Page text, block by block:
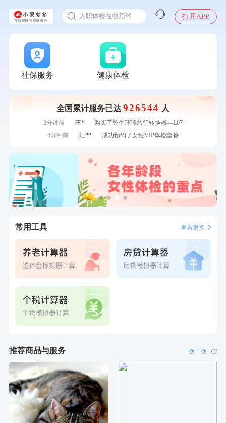
入职体检在线预约
打开APP
社保服务 健康体检
全国累计服务已达 926544 人
7分钟前 林**
成功预约了女性健康套餐二档
7分钟前
林**
成功预约糖尿病强化体检套餐
刚刚
周**
购买了BP3颈椎热敷枕
购买了BP3颈椎热敷枕
刚刚
购买了宁安堡新疆无核红枣干150g*2
刚刚
购买了宁安堡新疆无核红枣干150g*2
购买了汤臣倍健多维男士多种维生素矿物质片1.5g*60片*2
瓶
2分钟前 王*
购买了公牛环球旅行转换器—L07
4分钟前
江**
成功预约了女性VIP体检套餐
6分钟前
购买了美的体重秤 MO-CW5 白色
7分钟前
林**
成功预约了女性健康套餐二档
7分钟前
林**
成功预约糖尿病强化体检套餐
常用工具 查看更多
推荐商品与服务 换一换